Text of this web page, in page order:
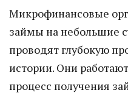
Микрофинансовые
займы на небольшие
проводят глубокую
истории. Они
процесс получения